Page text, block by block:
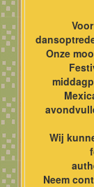
Onze
Wij
Neem